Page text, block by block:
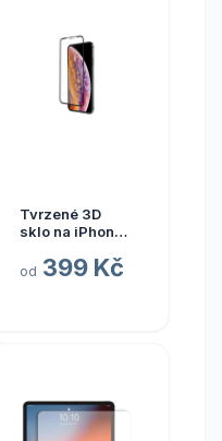
Tvrzené 3D
sklo na iPhone
od 399 Kč